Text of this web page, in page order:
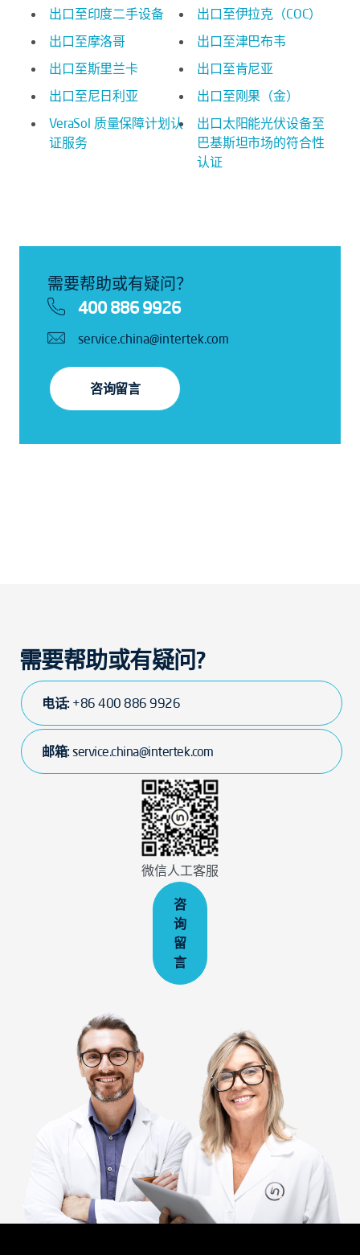
出口至印度二手设备
出口至伊拉克（COC）
出口至摩洛哥
出口至津巴布韦
出口至斯里兰卡
出口至肯尼亚
出口至尼日利亚
出口至刚果（金）
VeraSol 质量保障计划认
证服务
出口太阳能光伏设备至
巴基斯坦市场的符合性
认证
需要帮助或有疑问？
400 886 9926
service.china@intertek.com
咨询留言
需要帮助或有疑问?
电话: +86 400 886 9926
邮箱:service.china@intertek.com
微信人工客服
咨
询
留
言